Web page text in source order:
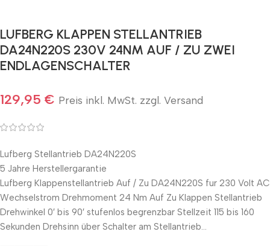
LUFBERG KLAPPEN STELLANTRIEB
DA24N220S 230V 24NM AUF / ZU ZWEI
ENDLAGENSCHALTER
129,95 € Preis inkl. MwSt. zzgl. Versand
Lufberg Stellantrieb DA24N220S
5 Jahre Herstellergarantie
Lufberg Klappenstellantrieb Auf / Zu DA24N220S fur 230 Volt AC
Wechselstrom Drehmoment 24 Nm Auf Zu Klappen Stellantrieb
Drehwinkel 0′ bis 90′ stufenlos begrenzbar Stellzeit 115 bis 160
Sekunden Drehsinn über Schalter am Stellantrieb…